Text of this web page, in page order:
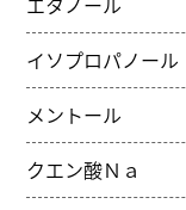
エタノール
イソプロパノール
メントール
クエン酸Ｎａ